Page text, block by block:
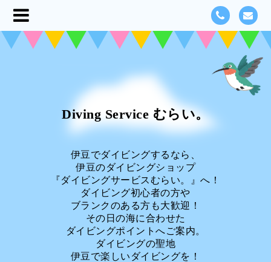
Diving Service むらい。
伊豆でダイビングするなら、
伊豆のダイビングショップ
『ダイビングサービスむらい。』へ！
ダイビング初心者の方や
ブランクのある方も大歓迎！
その日の海に合わせた
ダイビングポイントへご案内。
ダイビングの聖地
伊豆で楽しいダイビングを！